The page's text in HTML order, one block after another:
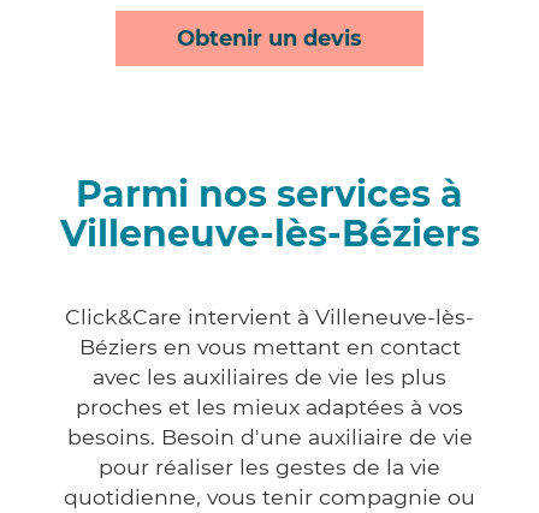
Obtenir un devis
Parmi nos services à
Villeneuve-lès-Béziers
Click&Care intervient à Villeneuve-lès-
Béziers en vous mettant en contact
avec les auxiliaires de vie les plus
proches et les mieux adaptées à vos
besoins. Besoin d'une auxiliaire de vie
pour réaliser les gestes de la vie
quotidienne, vous tenir compagnie ou